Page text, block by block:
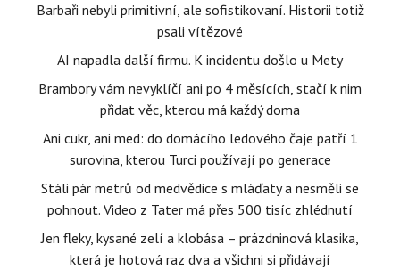
Barbaři nebyli primitivní, ale sofistikovaní. Historii totiž
psali vítězové
AI napadla další firmu. K incidentu došlo u Mety
Brambory vám nevyklíčí ani po 4 měsících, stačí k nim
přidat věc, kterou má každý doma
Ani cukr, ani med: do domácího ledového čaje patří 1
surovina, kterou Turci používají po generace
Stáli pár metrů od medvědice s mláďaty a nesměli se
pohnout. Video z Tater má přes 500 tisíc zhlédnutí
Jen fleky, kysané zelí a klobása – prázdninová klasika,
která je hotová raz dva a všichni si přidávají